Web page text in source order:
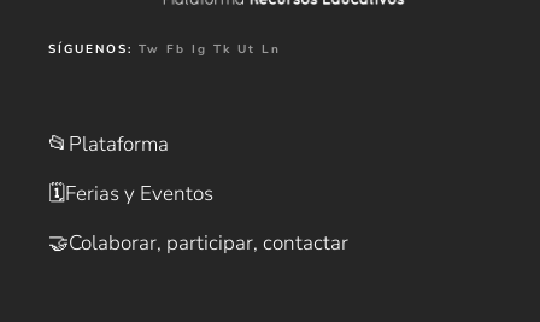
SÍGUENOS:Tw Fb Ig Tk Ut Ln
📂 Plataforma
🗓️Ferias y Eventos
🤝Colaborar, participar, contactar